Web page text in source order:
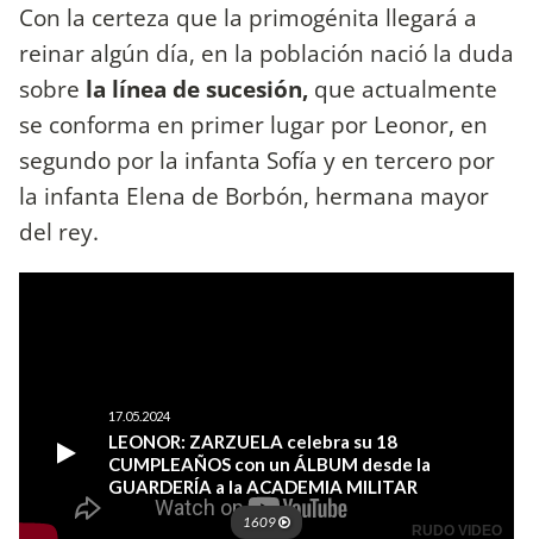
Con la certeza que la primogénita llegará a
reinar algún día, en la población nació la duda
sobre la línea de sucesión, que actualmente
se conforma en primer lugar por Leonor, en
segundo por la infanta Sofía y en tercero por
la infanta Elena de Borbón, hermana mayor
del rey.